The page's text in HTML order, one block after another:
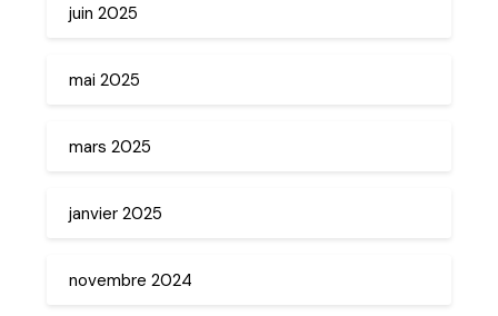
juin 2025
mai 2025
mars 2025
janvier 2025
novembre 2024